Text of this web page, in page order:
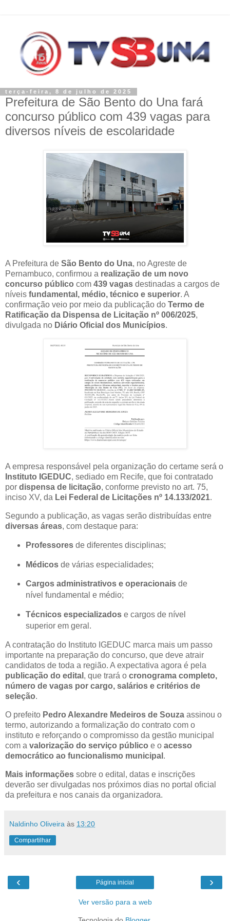
terça-feira, 8 de julho de 2025
Prefeitura de São Bento do Una fará
concurso público com 439 vagas para
diversos níveis de escolaridade
A Prefeitura de São Bento do Una, no Agreste de
Pernambuco, confirmou a realização de um novo
concurso público com 439 vagas destinadas a cargos de
níveis fundamental, médio, técnico e superior. A
confirmação veio por meio da publicação do Termo de
Ratificação da Dispensa de Licitação nº 006/2025,
divulgada no Diário Oficial dos Municípios.
A empresa responsável pela organização do certame será o
Instituto IGEDUC, sediado em Recife, que foi contratado
por dispensa de licitação, conforme previsto no art. 75,
inciso XV, da Lei Federal de Licitações nº 14.133/2021.
Segundo a publicação, as vagas serão distribuídas entre
diversas áreas, com destaque para:
Professoresde diferentes disciplinas;
Médicosde várias especialidades;
Cargos administrativos e operacionaisde
nível fundamental e médio;
Técnicos especializadose cargos de nível
superior em geral.
A contratação do Instituto IGEDUC marca mais um passo
importante na preparação do concurso, que deve atrair
candidatos de toda a região. A expectativa agora é pela
publicação do edital , que trará o cronograma completo,
número de vagas por cargo, salários e critérios de
seleção.
O prefeito Pedro Alexandre Medeiros de Souza assinou o
termo, autorizando a formalização do contrato com o
instituto e reforçando o compromisso da gestão municipal
com a valorização do serviço público e o acesso
democrático ao funcionalismo municipal .
Mais informações sobre o edital, datas e inscrições
deverão ser divulgadas nos próximos dias no portal oficial
da prefeitura e nos canais da organizadora.
Naldinho Oliveira às 13:20
Compartilhar
‹ ›
Página inicial
Ver versão para a web